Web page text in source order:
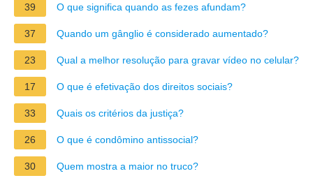
39 O que significa quando as fezes afundam?
37 Quando um gânglio é considerado aumentado?
23 Qual a melhor resolução para gravar vídeo no celular?
17 O que é efetivação dos direitos sociais?
33 Quais os critérios da justiça?
26 O que é condômino antissocial?
30 Quem mostra a maior no truco?